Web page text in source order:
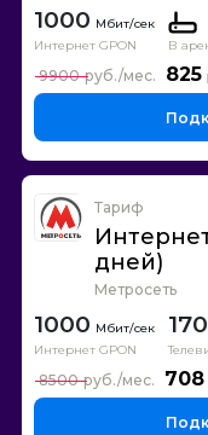
1000
Интернет GPON
В
825
9900
Тариф
дней)
Метросеть
1000
Интернет GPON
170
708
8500